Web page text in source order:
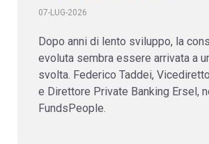
07-LUG-2026
Dopo anni di lento sviluppo, la
evoluta sembra essere arrivata a
svolta. Federico Taddei,
e Direttore Private Banking Ersel,
FundsPeople.